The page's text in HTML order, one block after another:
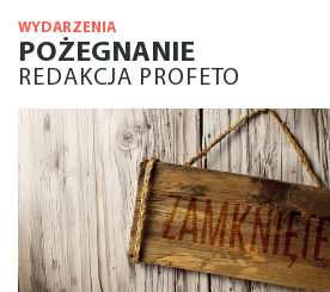
WYDARZENIA
POŻEGNANIE
REDAKCJA PROFETO